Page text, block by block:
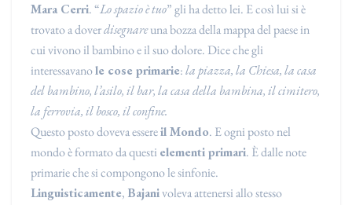
Mara Cerri. “Lo spazio è tuo” gli ha detto lei. E così lui si è
trovato a doverdisegnareuna bozza della mappa del paese in
cui vivono il bambino e il suo dolore. Dice che gli
interessavanole cose primarie:la piazza, la Chiesa, la casa
del bambino, l’asilo, il bar, la casa della bambina, il cimitero,
la ferrovia, il bosco, il confine.
Questo posto doveva essereil Mondo. E ogni posto nel
mondo è formato da questi elementi primari. È dalle note
primarie che si compongono le sinfonie.
Linguisticamente, Bajanivoleva attenersi allo stesso